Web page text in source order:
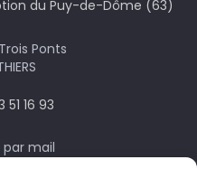
du Puy-de-Dôme (63)
Ponts
51 16 93
mail